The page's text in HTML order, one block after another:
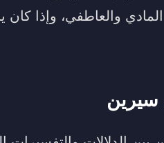
المادي والعاطفي، وإذا
سيرين